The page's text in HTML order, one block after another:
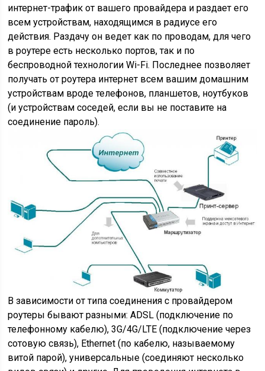
интернет-трафик от вашего провайдера и раздает его
всем устройствам, находящимся в радиусе его
действия. Раздачу он ведет как по проводам, для чего
в роутере есть несколько портов, так и по
беспроводной технологии Wi-Fi. Последнее позволяет
получать от роутера интернет всем вашим домашним
устройствам вроде телефонов, планшетов, ноутбуков
(и устройствам соседей, если вы не поставите на
соединение пароль).
В зависимости от типа соединения с провайдером
роутеры бывают разными: ADSL (подключение по
телефонному кабелю), 3G/4G/LTE (подключение через
сотовую связь), Ethernet (по кабелю, называемому
витой парой), универсальные (соединяют несколько